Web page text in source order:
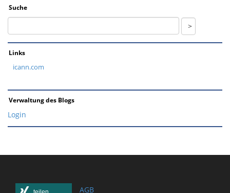
Suche
Links
icann.com
Verwaltung des Blogs
Login
AGB